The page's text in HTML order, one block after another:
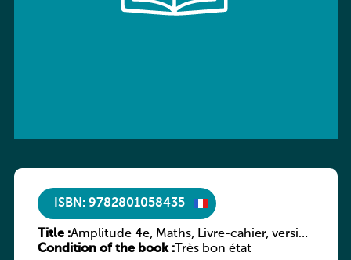
ISBN: 9782801058435
Title :Amplitude 4e, Maths, Livre-cahier, version
luxembourgeoise
Condition of the book :Très bon état